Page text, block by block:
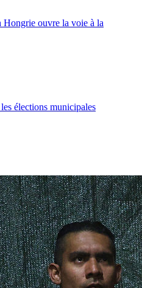
Hongrie ouvre la voie à la
élections municipales